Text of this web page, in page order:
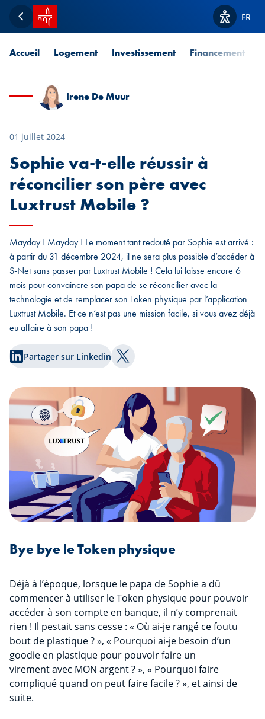
Retour
Accueil SPUERKEESS
Afficher
FR
Accueil Logement Investissement Financement
Irene De Muur
01 juillet 2024
Sophie va-t-elle réussir à
réconcilier son père avec
Luxtrust Mobile ?
Mayday ! Mayday ! Le moment tant redouté par Sophie est arrivé :
à partir du 31 décembre 2024, il ne sera plus possible d’accéder à
S-Net sans passer par Luxtrust Mobile ! Cela lui laisse encore 6
mois pour convaincre son papa de se réconcilier avec la
technologie et de remplacer son Token physique par l’application
Luxtrust Mobile. Et ce n’est pas une mission facile, si vous avez déjà
eu affaire à son papa !
Partager sur Linkedin Partager sur Twitter
Bye bye le Token physique
Déjà à l’époque, lorsque le papa de Sophie a dû
commencer à utiliser le Token physique pour pouvoir
accéder à son compte en banque, il n’y comprenait
rien ! Il pestait sans cesse : « Où ai-je rangé ce foutu
bout de plastique ? », « Pourquoi ai-je besoin d’un
goodie en plastique pour pouvoir faire un
virement avec MON argent ? », « Pourquoi faire
compliqué quand on peut faire facile ? », et ainsi de
suite.